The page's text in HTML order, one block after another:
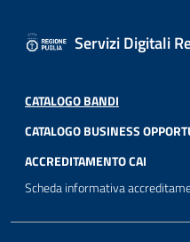
Servizi Digitali
CATALOGO BANDI
CATALOGO BUSINESS
ACCREDITAMENTO CAI
Scheda informativa